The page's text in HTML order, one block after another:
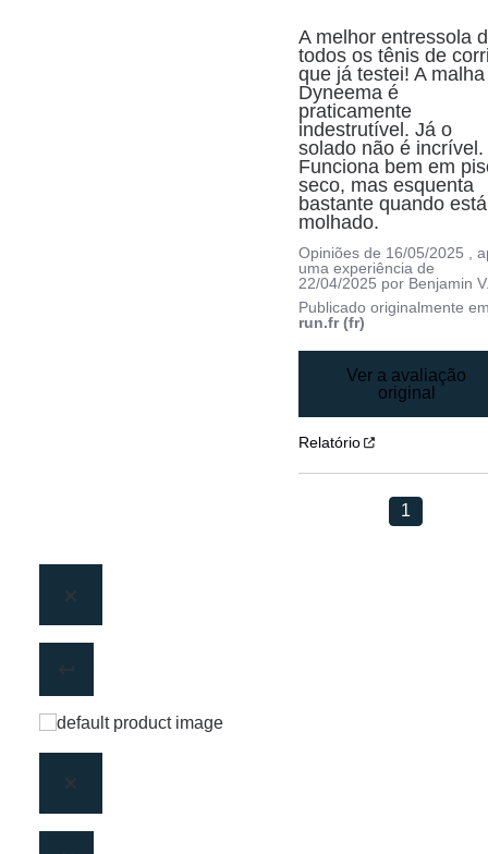
A melhor entressola
todos os tênis de
que já testei! A malha
Dyneema é
praticamente
indestrutível. Já o
solado não é incrível.
Funciona bem em
seco, mas esquenta
bastante quando está
molhado.
Opiniões de 16/05/2025
,
uma experiência de
22/04/2025 por Benjamin
Publicado originalmente
run.fr (fr)
Ver a avaliação
original
Relatório
1